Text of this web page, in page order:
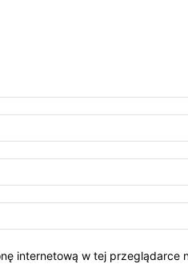
internetową w tej przeglądarce